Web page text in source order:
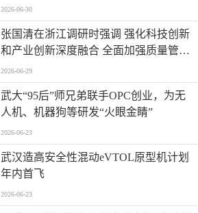
模式” 为首都推进新型工业化注入强劲
动能
2026-06-30
张国清在浙江调研时强调 强化科技创新
和产业创新深度融合 全面加强质量管理
增加高质量供给
2026-06-29
武大“95后”师兄弟联手OPC创业，为无
人机、机器狗等研发“火眼金睛”
2026-06-23
武汉造高安全性混动eVTOL原型机计划
年内首飞
2026-06-23